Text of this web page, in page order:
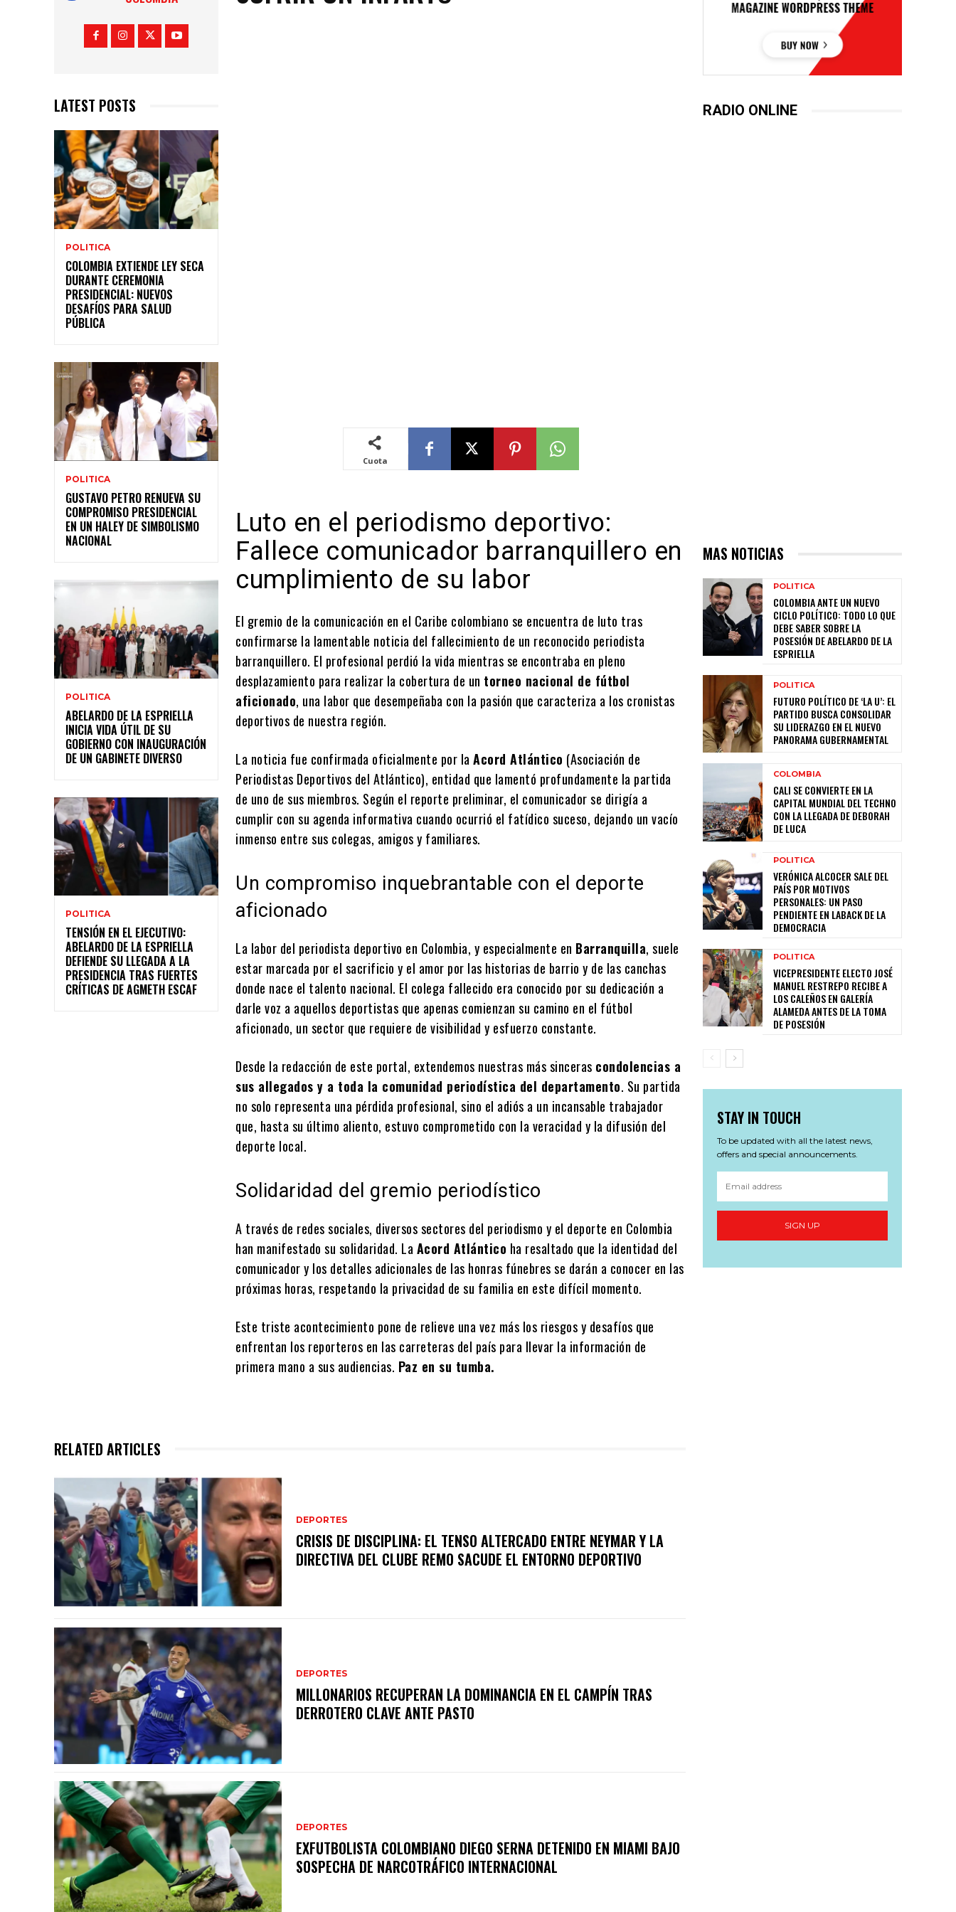
LATEST POSTS
POLITICA
COLOMBIA EXTIENDE LEY SECA
DURANTE CEREMONIA
PRESIDENCIAL: NUEVOS
DESAFÍOS PARA SALUD
PÚBLICA
POLITICA
GUSTAVO PETRO RENUEVA SU
COMPROMISO PRESIDENCIAL
EN UN HALEY DE SIMBOLISMO
NACIONAL
POLITICA
ABELARDO DE LA ESPRIELLA
INICIA VIDA ÚTIL DE SU
GOBIERNO CON INAUGURACIÓN
DE UN GABINETE DIVERSO
POLITICA
TENSIÓN EN EL EJECUTIVO:
ABELARDO DE LA ESPRIELLA
DEFIENDE SU LLEGADA A LA
PRESIDENCIA TRAS FUERTES
CRÍTICAS DE AGMETH ESCAF
Cuota
Luto en el periodismo deportivo:
Fallece comunicador barranquillero en
cumplimiento de su labor
El gremio de la comunicación en el Caribe colombiano se encuentra de luto tras
confirmarse la lamentable noticia del fallecimiento de un reconocido periodista
barranquillero. El profesional perdió la vida mientras se encontraba en pleno
desplazamiento para realizar la cobertura de un torneo nacional de fútbol
aficionado, una labor que desempeñaba con la pasión que caracteriza a los cronistas
deportivos de nuestra región.
La noticia fue confirmada oficialmente por laAcord Atlántico (Asociación de
Periodistas Deportivos del Atlántico), entidad que lamentó profundamente la partida
de uno de sus miembros. Según el reporte preliminar, el comunicador se dirigía a
cumplir con su agenda informativa cuando ocurrió el fatídico suceso, dejando un vacío
inmenso entre sus colegas, amigos y familiares.
Un compromiso inquebrantable con el deporte
aficionado
La labor del periodista deportivo en Colombia, y especialmente en Barranquilla, suele
estar marcada por el sacrificio y el amor por las historias de barrio y de las canchas
donde nace el talento nacional. El colega fallecido era conocido por su dedicación a
darle voz a aquellos deportistas que apenas comienzan su camino en el fútbol
aficionado, un sector que requiere de visibilidad y esfuerzo constante.
Desde la redacción de este portal, extendemos nuestras más sinceras condolencias a
sus allegados y a toda la comunidad periodística del departamento. Su partida
no solo representa una pérdida profesional, sino el adiós a un incansable trabajador
que, hasta su último aliento, estuvo comprometido con la veracidad y la difusión del
deporte local.
Solidaridad del gremio periodístico
A través de redes sociales, diversos sectores del periodismo y el deporte en Colombia
han manifestado su solidaridad. La Acord Atlántico ha resaltado que la identidad del
comunicador y los detalles adicionales de las honras fúnebres se darán a conocer en las
próximas horas, respetando la privacidad de su familia en este difícil momento.
Este triste acontecimiento pone de relieve una vez más los riesgos y desafíos que
enfrentan los reporteros en las carreteras del país para llevar la información de
primera mano a sus audiencias. Paz en su tumba.
RELATED ARTICLES
DEPORTES
CRISIS DE DISCIPLINA: EL TENSO ALTERCADO ENTRE NEYMAR Y LA
DIRECTIVA DEL CLUBE REMO SACUDE EL ENTORNO DEPORTIVO
DEPORTES
MILLONARIOS RECUPERAN LA DOMINANCIA EN EL CAMPÍN TRAS
DERROTERO CLAVE ANTE PASTO
DEPORTES
EXFUTBOLISTA COLOMBIANO DIEGO SERNA DETENIDO EN MIAMI BAJO
SOSPECHA DE NARCOTRÁFICO INTERNACIONAL
RADIO ONLINE
MAS NOTICIAS
POLITICA
COLOMBIA ANTE UN NUEVO
CICLO POLÍTICO: TODO LO QUE
DEBE SABER SOBRE LA
POSESIÓN DE ABELARDO DE LA
ESPRIELLA
POLITICA
FUTURO POLÍTICO DE ‘LA U’: EL
PARTIDO BUSCA CONSOLIDAR
SU LIDERAZGO EN EL NUEVO
PANORAMA GUBERNAMENTAL
COLOMBIA
CALI SE CONVIERTE EN LA
CAPITAL MUNDIAL DEL TECHNO
CON LA LLEGADA DE DEBORAH
DE LUCA
POLITICA
VERÓNICA ALCOCER SALE DEL
PAÍS POR MOTIVOS
PERSONALES: UN PASO
PENDIENTE EN LABACK DE LA
DEMOCRACIA
POLITICA
VICEPRESIDENTE ELECTO JOSÉ
MANUEL RESTREPO RECIBE A
LOS CALEÑOS EN GALERÍA
ALAMEDA ANTES DE LA TOMA
DE POSESIÓN
STAY IN TOUCH
To be updated with all the latest news,
offers and special announcements.
SIGN UP